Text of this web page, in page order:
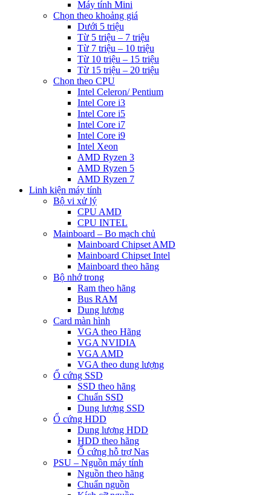
Máy tính Mini
Chọn theo khoảng giá
Dưới 5 triệu
Từ 5 triệu – 7 triệu
Từ 7 triệu – 10 triệu
Từ 10 triệu – 15 triệu
Từ 15 triệu – 20 triệu
Chọn theo CPU
Intel Celeron/ Pentium
Intel Core i3
Intel Core i5
Intel Core i7
Intel Core i9
Intel Xeon
AMD Ryzen 3
AMD Ryzen 5
AMD Ryzen 7
Linh kiện máy tính
Bộ vi xử lý
CPU AMD
CPU INTEL
Mainboard – Bo mạch chủ
Mainboard Chipset AMD
Mainboard Chipset Intel
Mainboard theo hãng
Bộ nhớ trong
Ram theo hãng
Bus RAM
Dung lượng
Card màn hình
VGA theo Hãng
VGA NVIDIA
VGA AMD
VGA theo dung lượng
Ổ cứng SSD
SSD theo hãng
Chuẩn SSD
Dung lượng SSD
Ổ cứng HDD
Dung lượng HDD
HDD theo hãng
Ổ cứng hỗ trợ Nas
PSU – Nguồn máy tính
Nguồn theo hãng
Chuẩn nguồn